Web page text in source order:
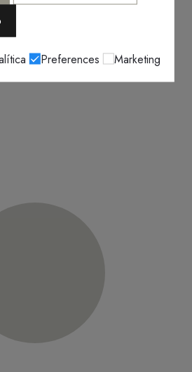
Preferences Marketing